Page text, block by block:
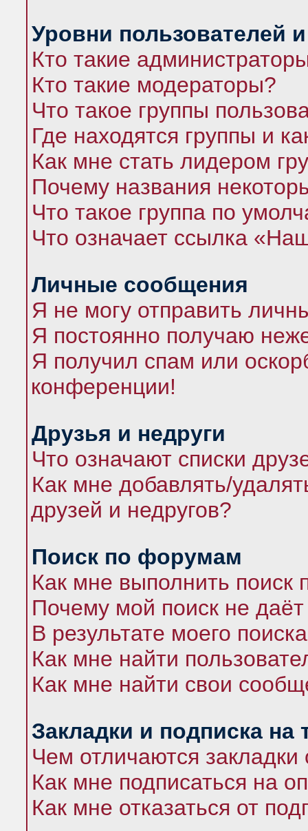
Уровни пользователей
Кто такие
Кто такие модераторы?
Что такое группы
Где находятся группы и
Как мне стать лидером
Почему названия
Что такое группа по
Что означает ссылка
Личные сообщения
Я не могу отправить
Я постоянно получаю
Я получил спам или
конференции!
Друзья и недруги
Что означают списки
Как мне добавлять/
друзей и недругов?
Поиск по форумам
Как мне выполнить
Почему мой поиск не даёт
В результате моего
Как мне найти
Как мне найти свои
Закладки и подписка на
Чем отличаются закладки
Как мне подписаться на
Как мне отказаться от